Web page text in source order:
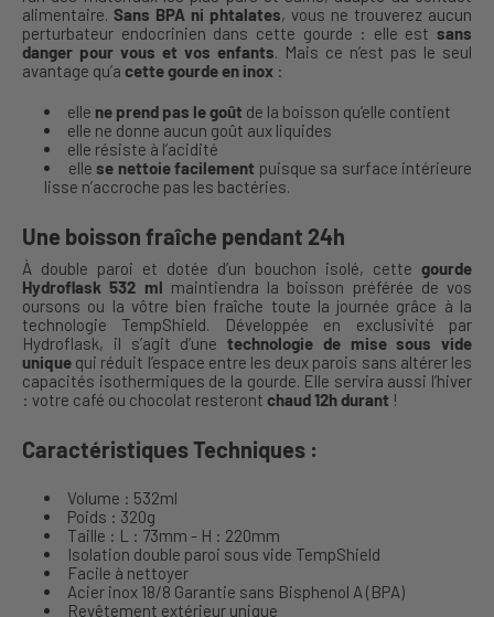
alimentaire. Sans BPA ni phtalates, vous ne trouverez aucun
perturbateur endocrinien dans cette gourde : elle est sans
danger pour vous et vos enfants. Mais ce n’est pas le seul
avantage qu’a cette gourde en inox :
elle ne prend pas le goût de la boisson qu’elle contient
elle ne donne aucun goût aux liquides
elle résiste à l’acidité
elle se nettoie facilement puisque sa surface intérieure
lisse n’accroche pas les bactéries.
Une boisson fraîche pendant 24h
À double paroi et dotée d’un bouchon isolé, cette gourde
Hydroflask 532 ml maintiendra la boisson préférée de vos
oursons ou la vôtre bien fraîche toute la journée grâce à la
technologie TempShield. Développée en exclusivité par
Hydroflask, il s’agit d’une technologie de mise sous vide
unique qui réduit l’espace entre les deux parois sans altérer les
capacités isothermiques de la gourde. Elle servira aussi l’hiver
: votre café ou chocolat resteront chaud 12h durant !
Caractéristiques Techniques :
Volume : 532ml
Poids : 320g
Taille : L : 73mm - H : 220mm
Isolation double paroi sous vide TempShield
Facile à nettoyer
Acier inox 18/8 Garantie sans Bisphenol A (BPA)
Revêtement extérieur unique